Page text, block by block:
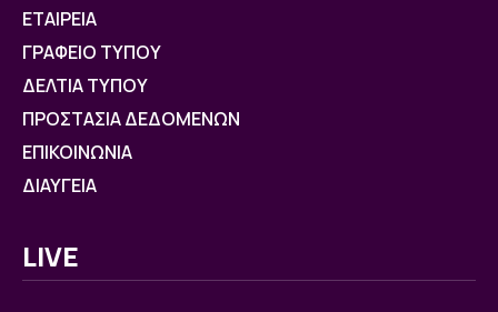
ΕΤΑΙΡΕΙΑ
ΓΡΑΦΕΙΟ ΤΥΠΟΥ
ΔΕΛΤΙΑ ΤΥΠΟΥ
ΠΡΟΣΤΑΣΙΑ ΔΕΔΟΜΕΝΩΝ
ΕΠΙΚΟΙΝΩΝΙΑ
ΔΙΑΥΓΕΙΑ
LIVE